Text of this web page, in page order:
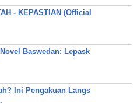
- KEPASTIAN (Official
Baswedan: Lepask
Ini Pengakuan Langs